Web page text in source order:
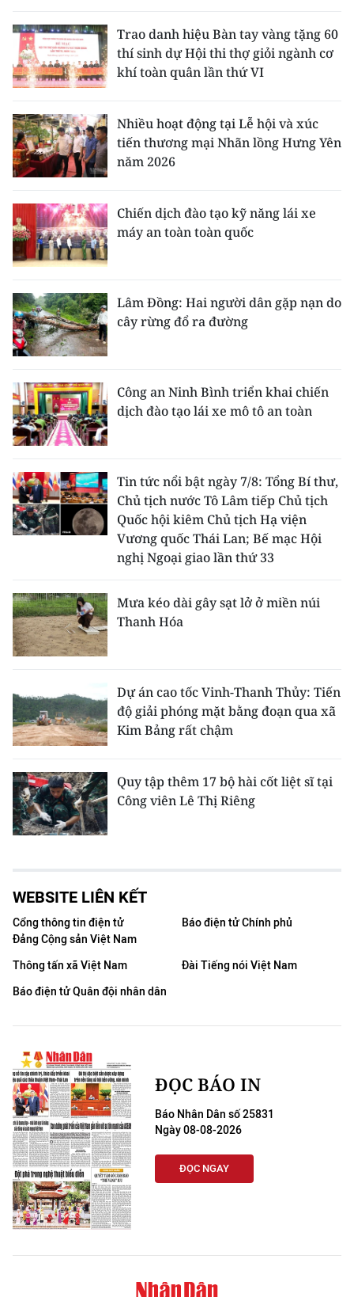
Trao danh hiệu Bàn tay vàng tặng 60
thí sinh dự Hội thi thợ giỏi ngành cơ
khí toàn quân lần thứ VI
Nhiều hoạt động tại Lễ hội và xúc
tiến thương mại Nhãn lồng Hưng Yên
năm 2026
Chiến dịch đào tạo kỹ năng lái xe
máy an toàn toàn quốc
Lâm Đồng: Hai người dân gặp nạn do
cây rừng đổ ra đường
Công an Ninh Bình triển khai chiến
dịch đào tạo lái xe mô tô an toàn
Tin tức nổi bật ngày 7/8: Tổng Bí thư,
Chủ tịch nước Tô Lâm tiếp Chủ tịch
Quốc hội kiêm Chủ tịch Hạ viện
Vương quốc Thái Lan; Bế mạc Hội
nghị Ngoại giao lần thứ 33
Mưa kéo dài gây sạt lở ở miền núi
Thanh Hóa
Dự án cao tốc Vinh-Thanh Thủy: Tiến
độ giải phóng mặt bằng đoạn qua xã
Kim Bảng rất chậm
Quy tập thêm 17 bộ hài cốt liệt sĩ tại
Công viên Lê Thị Riêng
WEBSITE LIÊN KẾT
Cổng thông tin điện tử
Đảng Cộng sản Việt Nam
Báo điện tử Chính phủ
Thông tấn xã Việt Nam
Đài Tiếng nói Việt Nam
Báo điện tử Quân đội nhân dân
ĐỌC BÁO IN
Báo Nhân Dân số 25831
Ngày 08-08-2026
ĐỌC NGAY